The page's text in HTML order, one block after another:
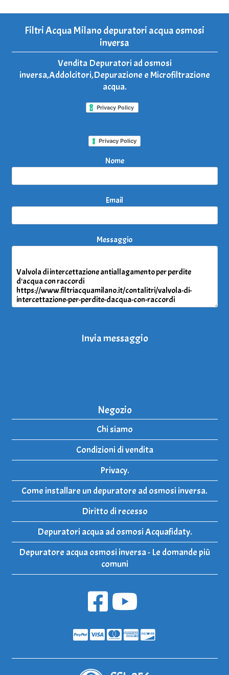
Filtri Acqua Milano depuratori acqua osmosi
inversa
Vendita Depuratori ad osmosi
inversa,Addolcitori,Depurazione e Microfiltrazione
acqua.
Privacy Policy
Nome
Email
Messaggio
Invia messaggio
Negozio
Chi siamo
Condizioni di vendita
Privacy.
Come installare un depuratore ad osmosi inversa.
Diritto di recesso
Depuratori acqua ad osmosi Acquafidaty.
Depuratore acqua osmosi inversa - Le domande più
comuni